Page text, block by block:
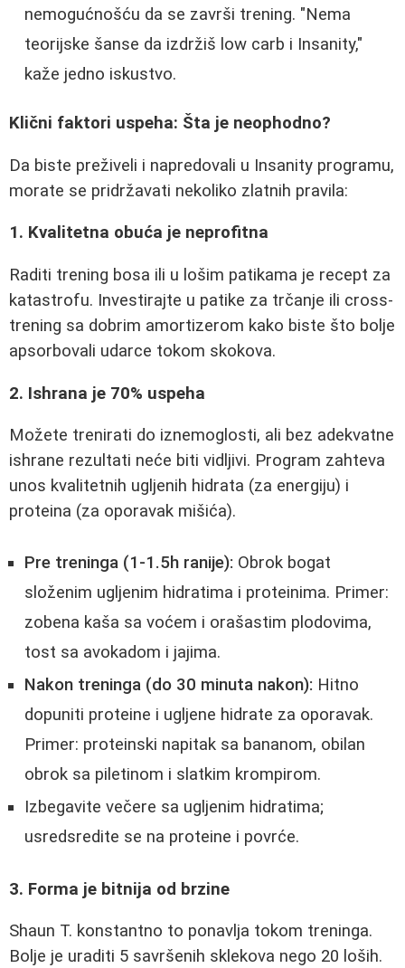
nemogućnošću da se završi trening. "Nema
teorijske šanse da izdržiš low carb i Insanity,"
kaže jedno iskustvo.
Klični faktori uspeha: Šta je neophodno?
Da biste preživeli i napredovali u Insanity programu,
morate se pridržavati nekoliko zlatnih pravila:
1. Kvalitetna obuća je neprofitna
Raditi trening bosa ili u lošim patikama je recept za
katastrofu. Investirajte u patike za trčanje ili cross-
trening sa dobrim amortizerom kako biste što bolje
apsorbovali udarce tokom skokova.
2. Ishrana je 70% uspeha
Možete trenirati do iznemoglosti, ali bez adekvatne
ishrane rezultati neće biti vidljivi. Program zahteva
unos kvalitetnih ugljenih hidrata (za energiju) i
proteina (za oporavak mišića).
Pre treninga (1-1.5h ranije): Obrok bogat
složenim ugljenim hidratima i proteinima. Primer:
zobena kaša sa voćem i orašastim plodovima,
tost sa avokadom i jajima.
Nakon treninga (do 30 minuta nakon): Hitno
dopuniti proteine i ugljene hidrate za oporavak.
Primer: proteinski napitak sa bananom, obilan
obrok sa piletinom i slatkim krompirom.
Izbegavite večere sa ugljenim hidratima;
usredsredite se na proteine i povrće.
3. Forma je bitnija od brzine
Shaun T. konstantno to ponavlja tokom treninga.
Bolje je uraditi 5 savršenih sklekova nego 20 loših.